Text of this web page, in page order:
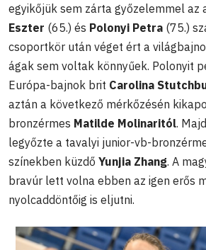
egyikőjük sem zárta győzelemmel az
Eszter (65.) és Polonyi Petra (75.)
csoportkör után véget ért a
ágak sem voltak könnyűek. Polonyit
Európa-bajnok brit Carolina
aztán a következő mérkőzésén
bronzérmes Matilde Molinaritól.
legyőzte a tavalyi junior-vb-
színekben küzdő Yunjia Zhang. A
bravúr lett volna ebben az igen erős
nyolcaddöntőig is eljutni.